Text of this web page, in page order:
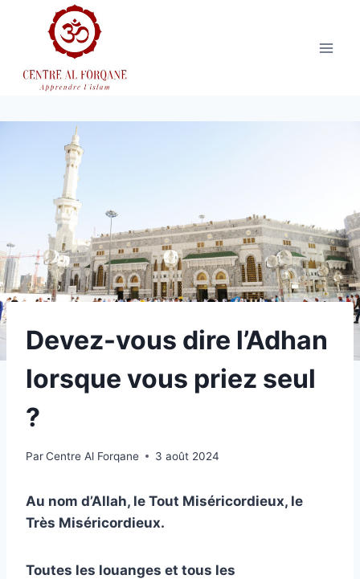
Devez-vous dire l’Adhan
lorsque vous priez seul
?
ParCentre Al Forqane 3 août 2024
Au nom d’Allah, le Tout Miséricordieux, le
Très Miséricordieux.
Toutes les louanges et tous les